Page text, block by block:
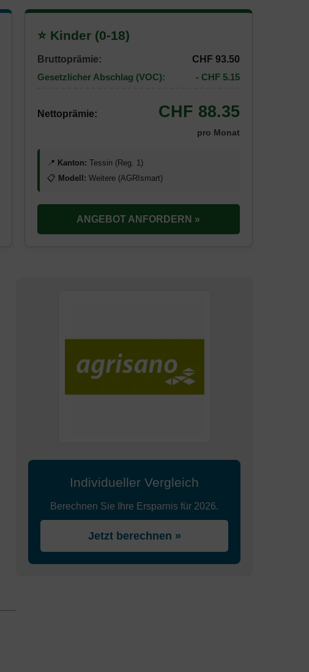
⭐ Kinder (0-18)
Bruttoprämie:
CHF 93.50
Gesetzlicher Abschlag (VOC):
- CHF 5.15
Nettoprämie: CHF 88.35
pro Monat
📍 Kanton: Tessin (Reg. 1)
📋 Modell: Weitere (AGRIsmart)
ANGEBOT ANFORDERN »
Individueller Vergleich
Berechnen Sie Ihre Ersparnis für 2026.
Jetzt berechnen »